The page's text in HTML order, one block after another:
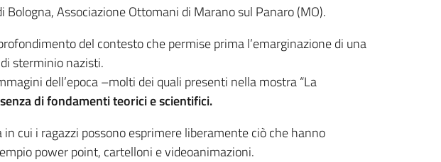
Bologna, Associazione Ottomani di Marano sul Panaro (MO).
del contesto che permise prima l’emarginazione di una
sterminio nazisti.
dell’epoca –molti dei quali presenti nella mostra “La
di fondamenti teorici e scientifici.
cui i ragazzi possono esprimere liberamente ciò che hanno
power point, cartelloni e videoanimazioni.